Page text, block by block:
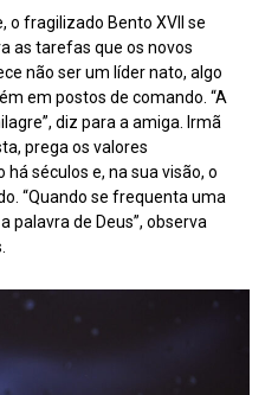
o fragilizado Bento XVII se
as tarefas que os novos
não ser um líder nato, algo
em postos de comando. “A
diz para a amiga. Irmã
prega os valores
séculos e, na sua visão, o
“Quando se frequenta uma
palavra de Deus”, observa